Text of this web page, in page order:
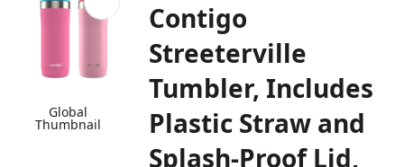
Global
Thumbnail
Contigo
Streeterville
Tumbler, Includes
Plastic Straw and
Splash-Proof Lid,